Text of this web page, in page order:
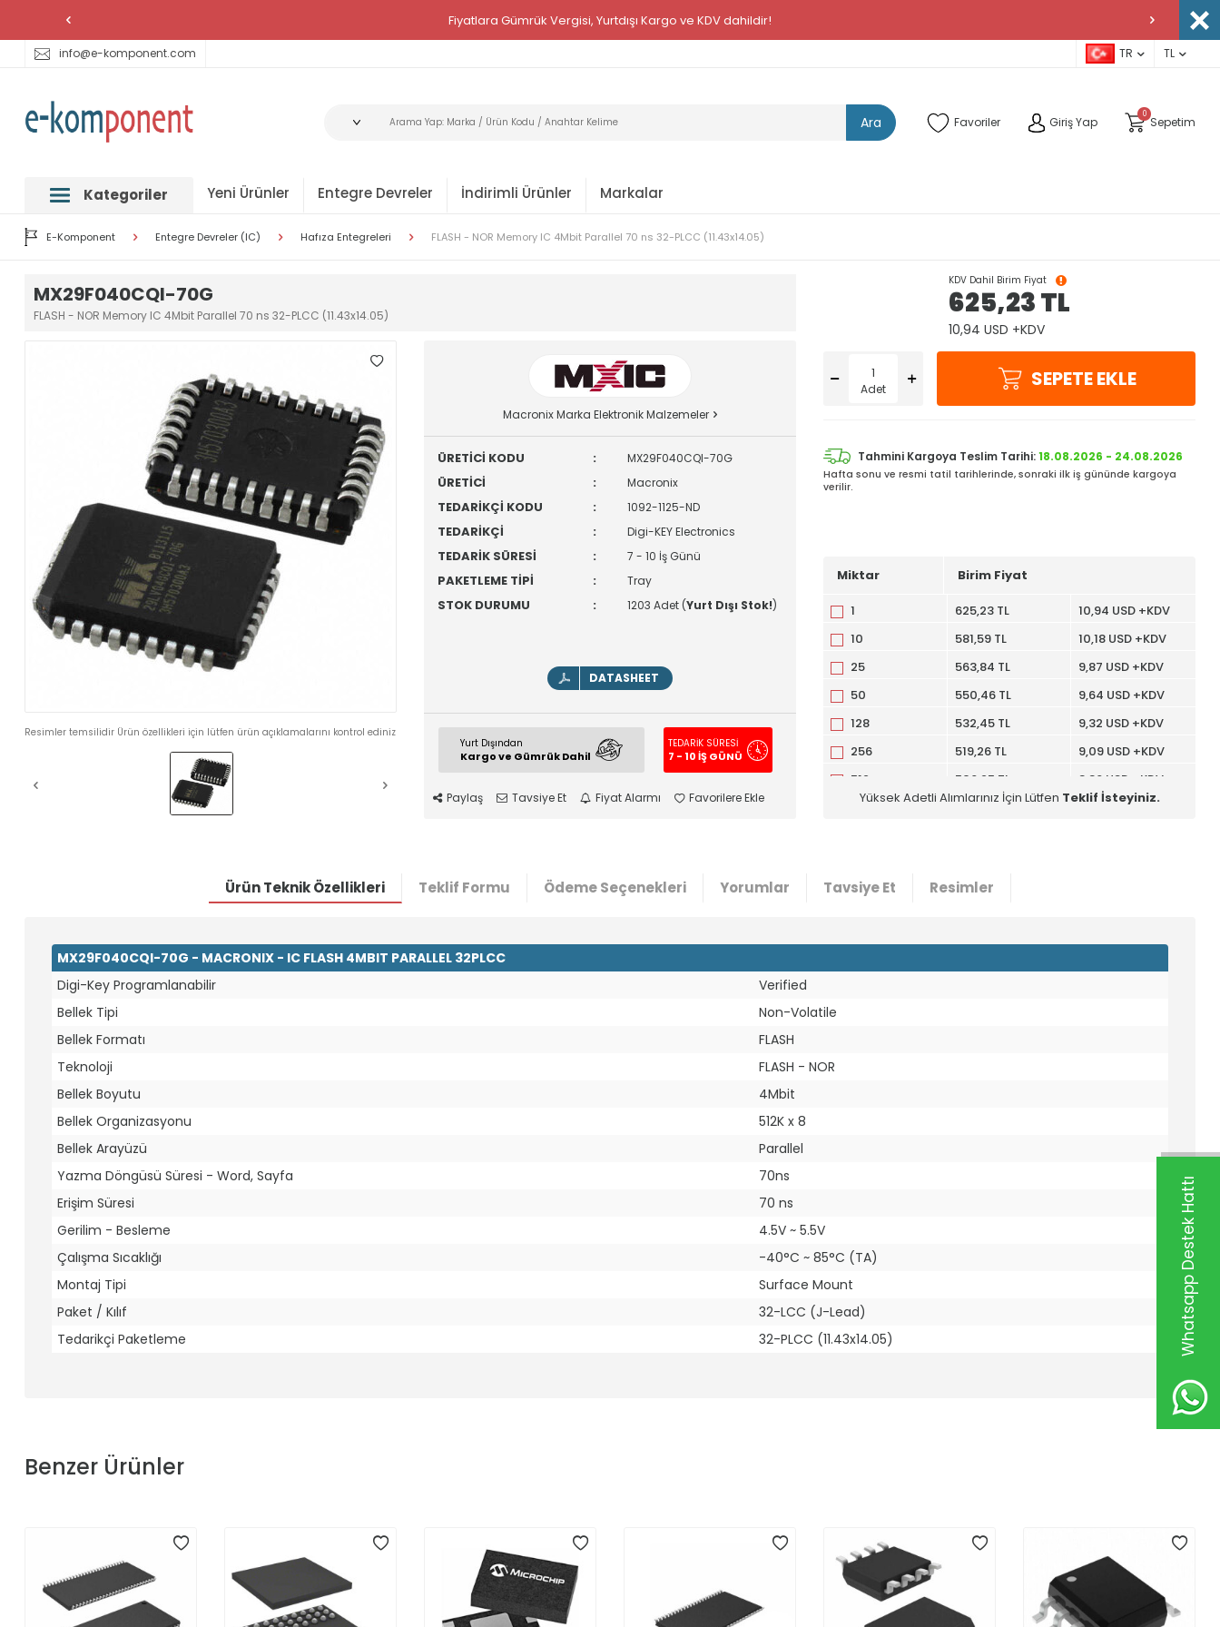
Whatsapp Destek Hattı
Fiyatlara Gümrük Vergisi, Yurtdışı Kargo ve KDV dahildir!
info@e-komponent.com TR TL
Ara Favoriler Giriş Yap
0
Sepetim
Kategoriler Yeni Ürünler Entegre Devreler İndirimli Ürünler Markalar
E-Komponent Entegre Devreler (IC) Hafıza Entegreleri FLASH - NOR Memory IC 4Mbit Parallel 70 ns 32-PLCC (11.43x14.05)
MX29F040CQI-70G
FLASH - NOR Memory IC 4Mbit Parallel 70 ns 32-PLCC (11.43x14.05)
Resimler temsilidir Ürün özellikleri için lütfen ürün açıklamalarını kontrol ediniz
Macronix Marka Elektronik Malzemeler
ÜRETİCİ KODU : MX29F040CQI-70G
ÜRETİCİ : Macronix
TEDARİKÇİ KODU : 1092-1125-ND
TEDARİKÇİ : Digi-KEY Electronics
TEDARİK SÜRESİ : 7 - 10 İş Günü
PAKETLEME TİPİ : Tray
STOK DURUMU : 1203 Adet (Yurt Dışı Stok!)
DATASHEET
Yurt Dışından
Kargo ve Gümrük Dahil
TEDARİK SÜRESİ
7 - 10 İŞ GÜNÜ
Paylaş Tavsiye Et Fiyat Alarmı Favorilere Ekle
KDV Dahil Birim Fiyat
625,23TL
10,94 USD +KDV
Adet SEPETE EKLE
Tahmini Kargoya Teslim Tarihi:18.08.2026 - 24.08.2026
Hafta sonu ve resmi tatil tarihlerinde, sonraki ilk iş gününde kargoya
verilir.
Miktar Birim Fiyat
1 625,23 TL
10,94 USD +KDV
10
581,59 TL
10,18 USD +KDV
25
563,84 TL
9,87 USD +KDV
50
550,46 TL
9,64 USD +KDV
128
532,45 TL
9,32 USD +KDV
256
519,26 TL
9,09 USD +KDV
512
506,25 TL
8,86 USD +KDV
1024
493,43 TL 8,64 USD +KDV
Yüksek Adetli Alımlarınız İçin Lütfen Teklif İsteyiniz.
Ürün Teknik Özellikleri Teklif Formu Ödeme Seçenekleri Yorumlar Tavsiye Et Resimler
MX29F040CQI-70G - MACRONIX - IC FLASH 4MBIT PARALLEL 32PLCC
Digi-Key Programlanabilir
Verified
Bellek Tipi
Non-Volatile
Bellek Formatı
FLASH
Teknoloji
FLASH - NOR
Bellek Boyutu
4Mbit
Bellek Organizasyonu
512K x 8
Bellek Arayüzü
Parallel
Yazma Döngüsü Süresi - Word, Sayfa
70ns
Erişim Süresi
70 ns
Gerilim - Besleme
4.5V ~ 5.5V
Çalışma Sıcaklığı
-40°C ~ 85°C (TA)
Montaj Tipi
Surface Mount
Paket / Kılıf
32-LCC (J-Lead)
Tedarikçi Paketleme
32-PLCC (11.43x14.05)
Benzer Ürünler